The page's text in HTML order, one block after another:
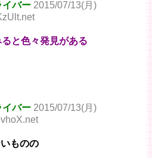
イバー 2015/07/13(月)
と色々発見がある
イバー 2015/07/13(月)
ものの